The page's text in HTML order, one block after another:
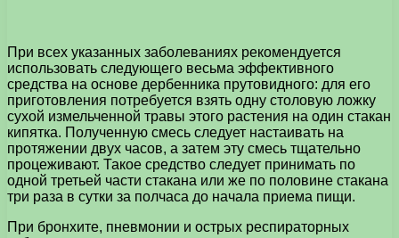
При всех указанных заболеваниях рекомендуется
использовать следующего весьма эффективного
средства на основе дербенника прутовидного: для его
приготовления потребуется взять одну столовую ложку
сухой измельченной травы этого растения на один стакан
кипятка. Полученную смесь следует настаивать на
протяжении двух часов, а затем эту смесь тщательно
процеживают. Такое средство следует принимать по
одной третьей части стакана или же по половине стакана
три раза в сутки за полчаса до начала приема пищи.
При бронхите, пневмонии и острых респираторных